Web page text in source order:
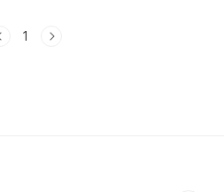
션, 브랜드 정보 공개!🔥 샤넬(Chanel)
1